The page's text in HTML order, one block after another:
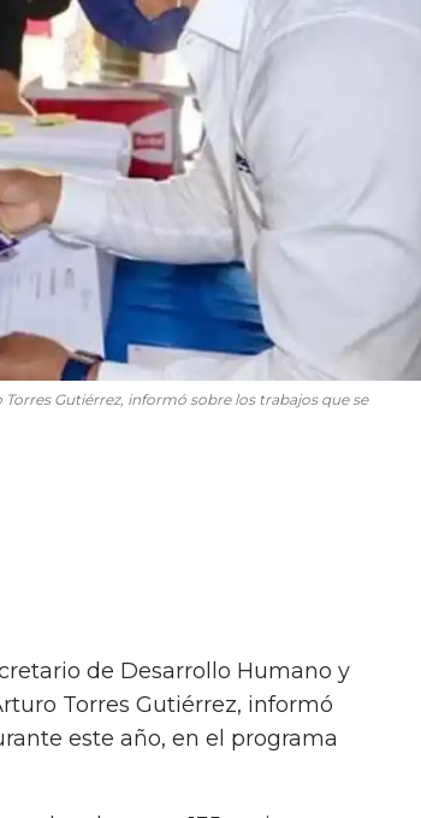
Gutiérrez, informó sobre los trabajos que se
de Desarrollo Humano y
Torres Gutiérrez, informó
este año, en el programa